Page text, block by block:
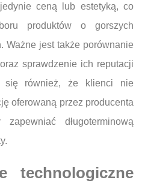
ceną lub estetyką, co
produktów o gorszych
Ważne jest także porównanie
sprawdzenie ich reputacji
się również, że klienci nie
oferowaną przez producenta
długoterminową
technologiczne